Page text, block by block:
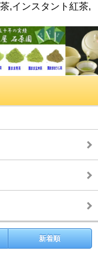
,インスタント紅茶,
新着順